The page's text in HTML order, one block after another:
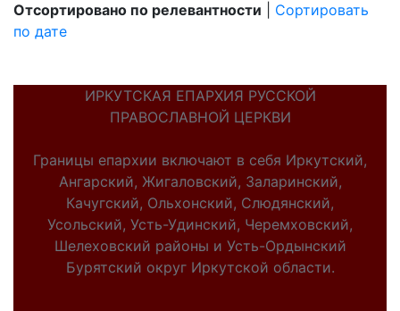
Отсортировано по релевантности
Сортировать
по дате
ИРКУТСКАЯ ЕПАРХИЯ РУССКОЙ
ПРАВОСЛАВНОЙ ЦЕРКВИ
Границы епархии включают в себя Иркутский,
Ангарский, Жигаловский, Заларинский,
Качугский, Ольхонский, Слюдянский,
Усольский, Усть-Удинский, Черемховский,
Шелеховский районы и Усть-Ордынский
Бурятский округ Иркутской области.